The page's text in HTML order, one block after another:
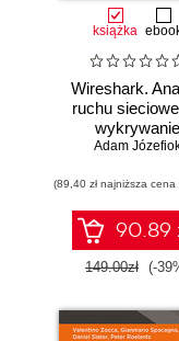
książka
Wireshark.
ruchu
wykrywanie
włamań
Adam
(89,40 zł najniższa cena
90.89
149.00zł (-